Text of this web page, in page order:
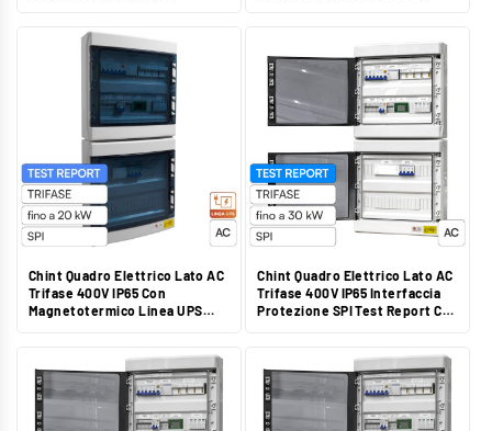
Chint Quadro Elettrico Lato AC
Trifase 400V IP65 Con
Magnetotermico Linea UPS
Chint Quadro Elettrico Lato AC
Trifase 400V IP65 Interfaccia
Protezione SPI Test Report CEI